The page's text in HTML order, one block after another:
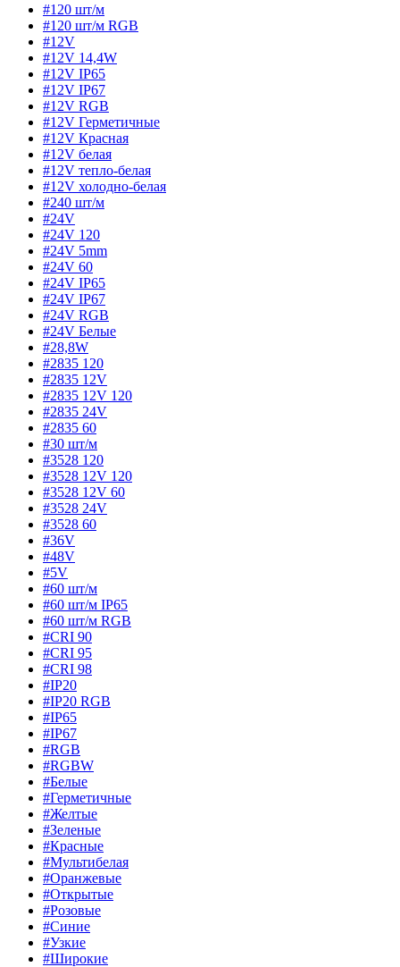
#120 шт/м
#120 шт/м RGB
#12V
#12V 14,4W
#12V IP65
#12V IP67
#12V RGB
#12V Герметичные
#12V Красная
#12V белая
#12V тепло-белая
#12V холодно-белая
#240 шт/м
#24V
#24V 120
#24V 5mm
#24V 60
#24V IP65
#24V IP67
#24V RGB
#24V Белые
#28,8W
#2835 120
#2835 12V
#2835 12V 120
#2835 24V
#2835 60
#30 шт/м
#3528 120
#3528 12V 120
#3528 12V 60
#3528 24V
#3528 60
#36V
#48V
#5V
#60 шт/м
#60 шт/м IP65
#60 шт/м RGB
#CRI 90
#CRI 95
#CRI 98
#IP20
#IP20 RGB
#IP65
#IP67
#RGB
#RGBW
#Белые
#Герметичные
#Желтые
#Зеленые
#Красные
#Мультибелая
#Оранжевые
#Открытые
#Розовые
#Синие
#Узкие
#Широкие